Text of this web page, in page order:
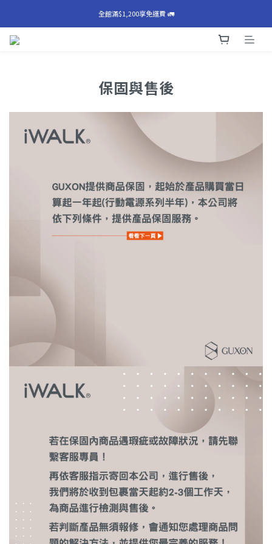
⚠️巧方塊主動預防性召回公告⚠️
全館滿$1,200享免運費 🚛
保固與售後